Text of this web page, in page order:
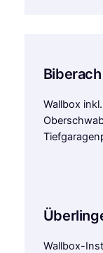
Wallbox
Wallbox-